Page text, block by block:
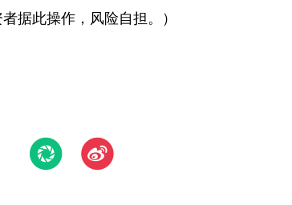
据此操作，风险自担。）